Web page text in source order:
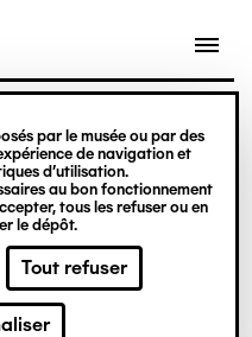
par le musée ou par des
de navigation et
d’utilisation.
au bon fonctionnement
tous les refuser ou en
le dépôt.
Tout refuser